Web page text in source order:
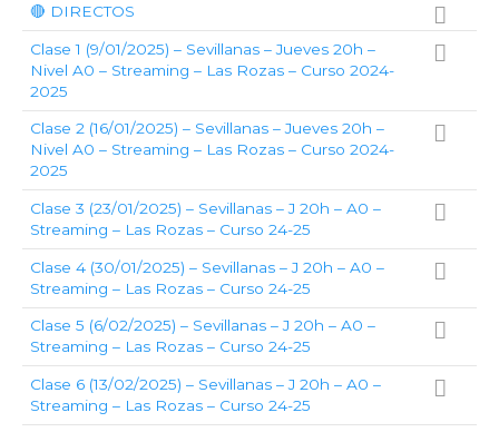
🔴 DIRECTOS
Clase 1 (9/01/2025) – Sevillanas – Jueves 20h –
Nivel A0 – Streaming – Las Rozas – Curso 2024-
2025
Clase 2 (16/01/2025) – Sevillanas – Jueves 20h –
Nivel A0 – Streaming – Las Rozas – Curso 2024-
2025
Clase 3 (23/01/2025) – Sevillanas – J 20h – A0 –
Streaming – Las Rozas – Curso 24-25
Clase 4 (30/01/2025) – Sevillanas – J 20h – A0 –
Streaming – Las Rozas – Curso 24-25
Clase 5 (6/02/2025) – Sevillanas – J 20h – A0 –
Streaming – Las Rozas – Curso 24-25
Clase 6 (13/02/2025) – Sevillanas – J 20h – A0 –
Streaming – Las Rozas – Curso 24-25